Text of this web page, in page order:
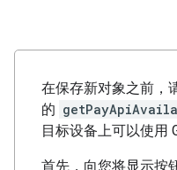
在保存新对象之前，
的
目标设备上可以使用
首先，向您将显示按